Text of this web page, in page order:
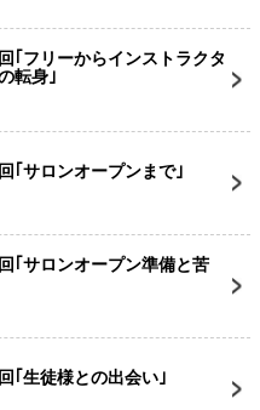
｢フリーからインストラクタ
転身｣
｢サロンオープンまで｣
｢サロンオープン準備と苦
｢生徒様との出会い｣